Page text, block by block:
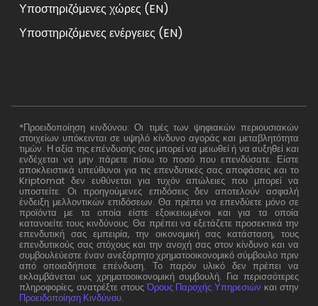
Υποστηριζόμενες χώρες (EN)
Υποστηριζόμενες ενέργειες (EN)
*Προειδοποίηση κινδύνου: Οι τιμές των ψηφιακών περιουσιακών
στοιχείων υπόκεινται σε υψηλό κίνδυνο αγοράς και μεταβλητότητα
τιμών. Η αξία της επένδυσής σας μπορεί να μειωθεί ή να αυξηθεί και
ενδέχεται να μην πάρετε πίσω το ποσό που επενδύσατε. Είστε
αποκλειστικά υπεύθυνοι για τις επενδυτικές σας αποφάσεις και το
Kriptomat δεν ευθύνεται για τυχόν απώλειες που μπορεί να
υποστείτε. Οι προηγούμενες επιδόσεις δεν αποτελούν ασφαλή
ένδειξη μελλοντικών επιδόσεων. Θα πρέπει να επενδύετε μόνο σε
προϊόντα με τα οποία είστε εξοικειωμένοι και για τα οποία
κατανοείτε τους κινδύνους. Θα πρέπει να εξετάζετε προσεκτικά την
επενδυτική σας εμπειρία, την οικονομική σας κατάσταση, τους
επενδυτικούς σας στόχους και την ανοχή σας στον κίνδυνο και να
συμβουλεύεστε έναν ανεξάρτητο χρηματοοικονομικό σύμβουλο πριν
από οποιαδήποτε επένδυση. Το παρόν υλικό δεν πρέπει να
εκλαμβάνεται ως χρηματοοικονομική συμβουλή. Για περισσότερες
πληροφορίες, ανατρέξτε στουςΌρους Παροχής Υπηρεσιών και στην
Προειδοποίηση Κινδύνου.